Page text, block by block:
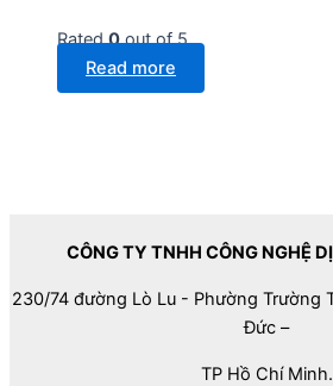
Rated0out of 5
Read more
CÔNG TY TNHH CÔNG NGHỆ
230/74 đường Lò Lu - Phường Trường
Đức –
TP Hồ Chí Minh.